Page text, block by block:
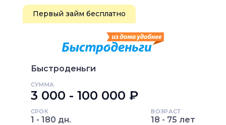
Первый займ бесплатно
Быстроденьги
СУММА
3 000 - 100 000 ₽
СРОК
1 - 180 дн.
ВОЗРАСТ
18 - 75 лет